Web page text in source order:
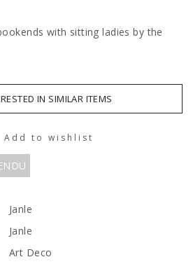
with sitting ladies by the
IN SIMILAR ITEMS
Add to wishlist
Janle
Janle
Art Deco